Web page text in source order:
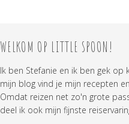
WELKOM OP LITTLE SPOON!
Ik ben Stefanie en ik ben gek op
mijn blog vind je mijn recepten
Omdat reizen net zo'n grote
deel ik ook mijn fijnste